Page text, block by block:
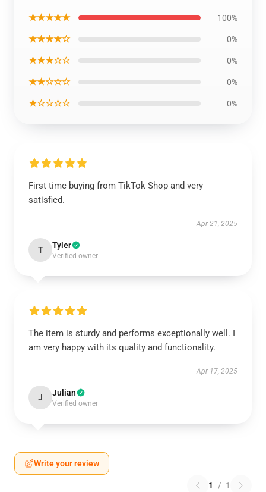
★★★★★ 100%
★★★★☆ 0%
★★★☆☆ 0%
★★☆☆☆ 0%
★☆☆☆☆ 0%
First time buying from TikTok Shop and very
satisfied.
Apr 21, 2025
T Tyler
Verified owner
The item is sturdy and performs exceptionally well. I
am very happy with its quality and functionality.
Apr 17, 2025
J Julian
Verified owner
Write your review
1 / 1